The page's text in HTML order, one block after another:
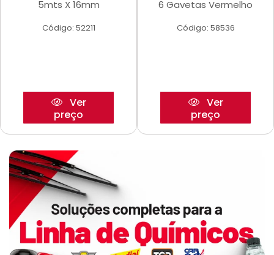
5mts X 16mm
Código: 52211
Ver
preço
6 Gavetas Vermelho
Código: 58536
Ver
preço